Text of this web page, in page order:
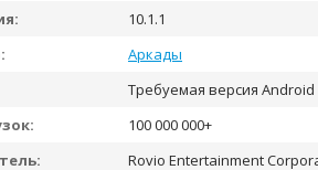
10.1.1
Аркады
Требуемая версия
100 000 000+
Rovio Entertainment